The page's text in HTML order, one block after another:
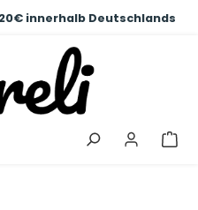
innerhalb Deutschlands